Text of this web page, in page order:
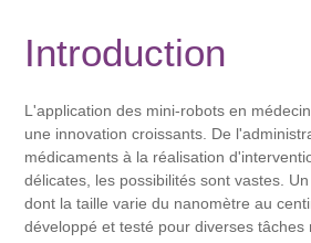
Introduction
L'application des mini-robots en
une innovation croissants. De
médicaments à la réalisation
délicates, les possibilités sont vastes.
dont la taille varie du nanomètre au
développé et testé pour diverses tâches